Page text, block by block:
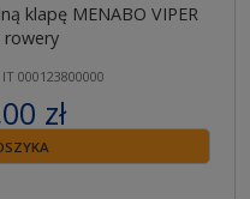
klapę MENABO VIPER
rowery
000123800000
zł
VAT